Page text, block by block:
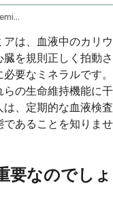
High Potassium Hyperkalemia Causes Risks And Treatment
は、血液中のカリウ
を規則正しく拍動さ
要なミネラルです。
らの生命維持機能に干
、定期的な血液検査
あることを知りませ
要なのでしょ